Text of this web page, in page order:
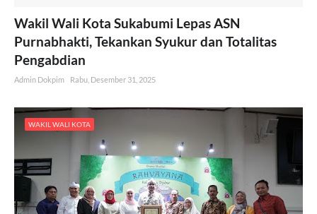
Wakil Wali Kota Sukabumi Lepas ASN
Purnabhakti, Tekankan Syukur dan Totalitas
Pengabdian
Admin Dokpim Rabu, Desember 31, 2025
WAKIL WALI KOTA